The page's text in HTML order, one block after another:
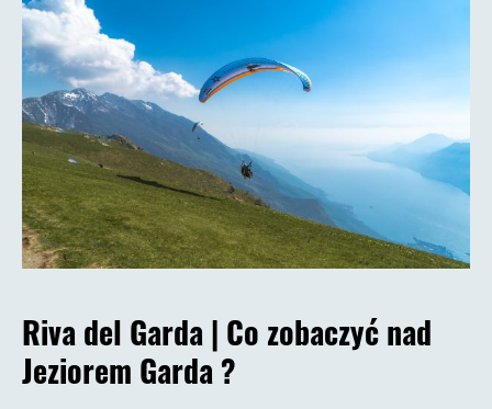
Riva del Garda | Co zobaczyć nad
Jeziorem Garda ?